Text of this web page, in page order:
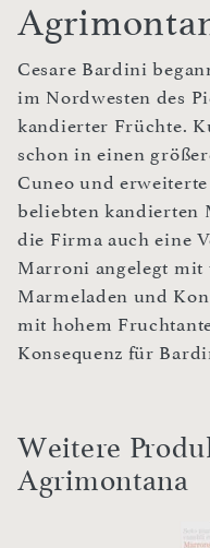
Cesare Bardini
im Nordwesten des
kandierter Früchte.
schon in einen
Cuneo und
beliebten kandierten
die Firma auch eine
Marroni angelegt mit
Marmeladen und
mit hohem
Konsequenz für
Weitere
Agrimontana